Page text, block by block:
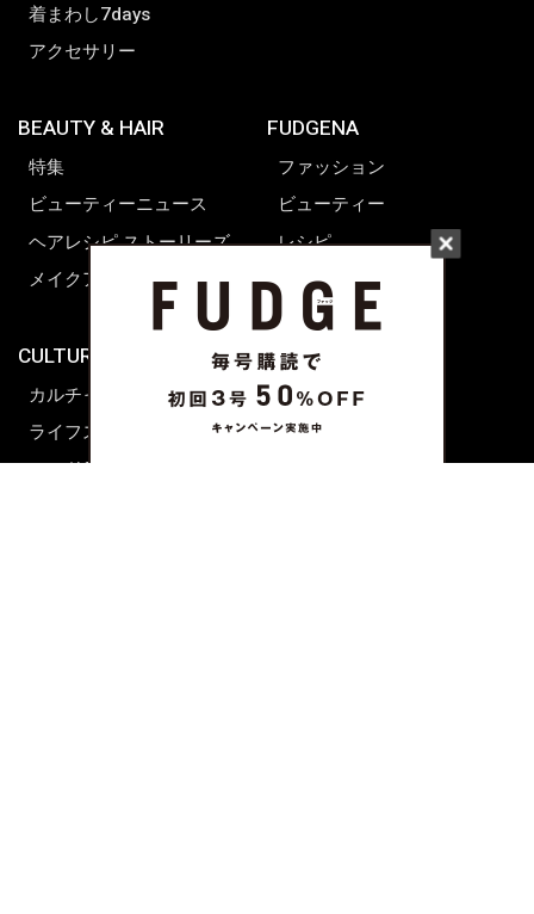
着まわし7days
アクセサリー
BEAUTY & HAIR
特集
ビューティーニュース
ヘアレシピ ストーリーズ
メイクアップティップス
CULTURE & LIFE
カルチャー
ライフスタイル
フード&ドリンク
FUDGENA
ファッション
ビューティー
レシピ
ライフスタイル
海外生活